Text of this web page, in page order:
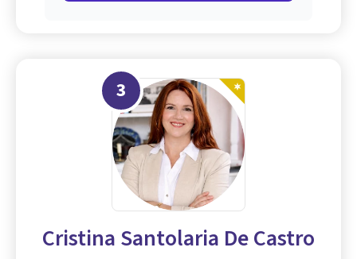
3
Cristina Santolaria De Castro